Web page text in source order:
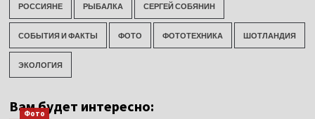
РОССИЯНЕ РЫБАЛКА СЕРГЕЙ СОБЯНИН
СОБЫТИЯ И ФАКТЫ ФОТО ФОТОТЕХНИКА ШОТЛАНДИЯ
ЭКОЛОГИЯ
Вам будет интересно:
Фото